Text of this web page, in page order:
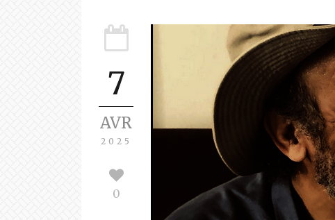
7
AVR
2025
0